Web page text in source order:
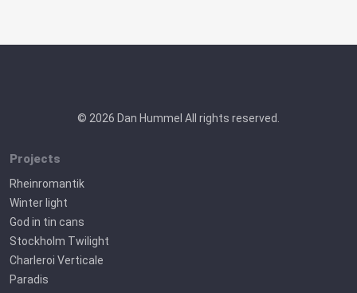
© 2026 Dan Hummel All rights reserved.
Projects
Rheinromantik
Winter light
God in tin cans
Stockholm Twilight
Charleroi Verticale
Paradis